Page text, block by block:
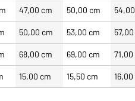
47,00 cm 50,00 cm
50,00 cm 53,00 cm
68,00 cm 69,00 cm
15,00 cm 15,50 cm